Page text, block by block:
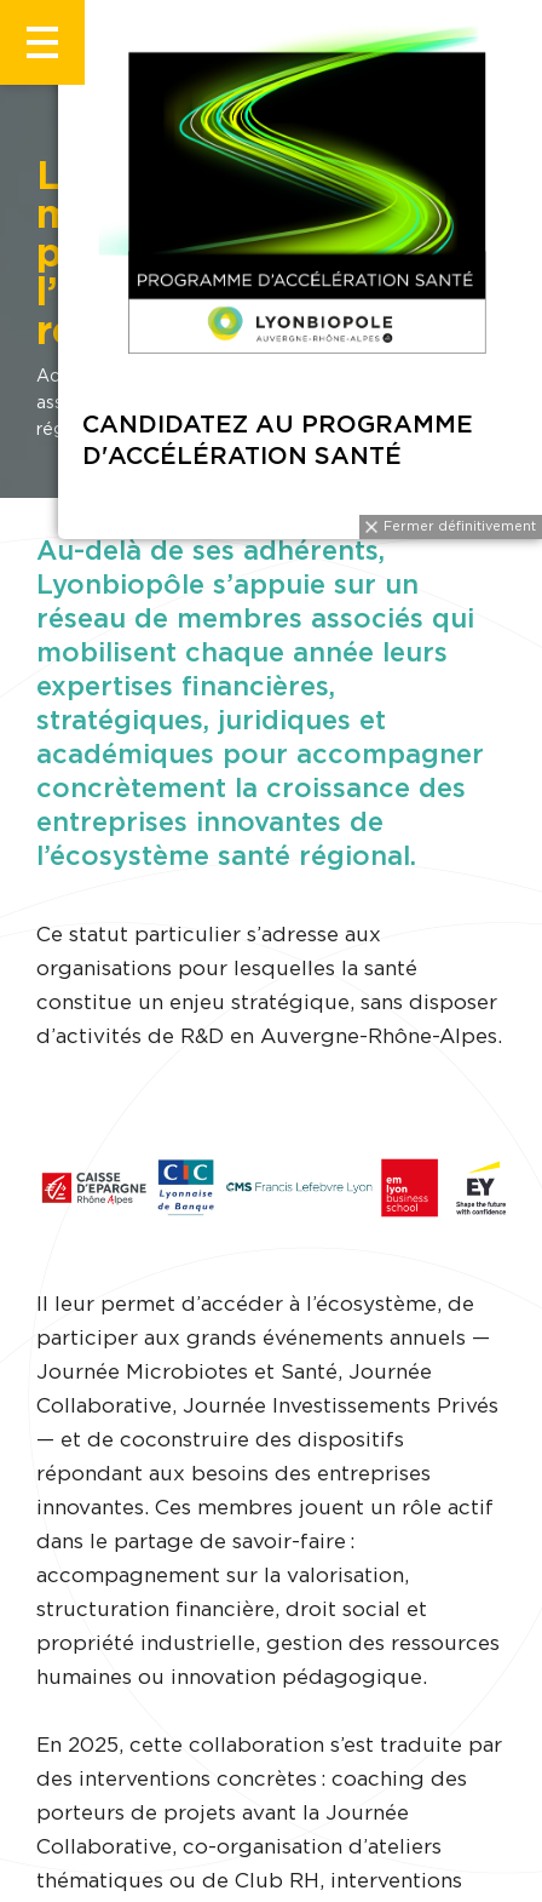
CANDIDATEZ AU PROGRAMME
D'ACCÉLÉRATION SANTÉ
Fermer définitivement
L’expertise des
membres associés du
pôle au service de
l’écosystème santé
régional
Accueil
associés du pôle au service de l’écosystème santé
régional
Au-delà de ses adhérents,
Lyonbiopôle s’appuie sur un
réseau de membres associés qui
mobilisent chaque année leurs
expertises financières,
stratégiques, juridiques et
académiques pour accompagner
concrètement la croissance des
entreprises innovantes de
l’écosystème santé régional.
Ce statut particulier s’adresse aux
organisations pour lesquelles la santé
constitue un enjeu stratégique, sans disposer
d’activités de R&D en Auvergne-Rhône-Alpes.
Il leur permet d’accéder à l’écosystème, de
participer aux grands événements annuels —
Journée Microbiotes et Santé, Journée
Collaborative, Journée Investissements Privés
— et de coconstruire des dispositifs
répondant aux besoins des entreprises
innovantes. Ces membres jouent un rôle actif
dans le partage de savoir-faire :
accompagnement sur la valorisation,
structuration financière, droit social et
propriété industrielle, gestion des ressources
humaines ou innovation pédagogique.
En 2025, cette collaboration s’est traduite par
des interventions concrètes : coaching des
porteurs de projets avant la Journée
Collaborative, co-organisation d’ateliers
thématiques ou de Club RH, interventions